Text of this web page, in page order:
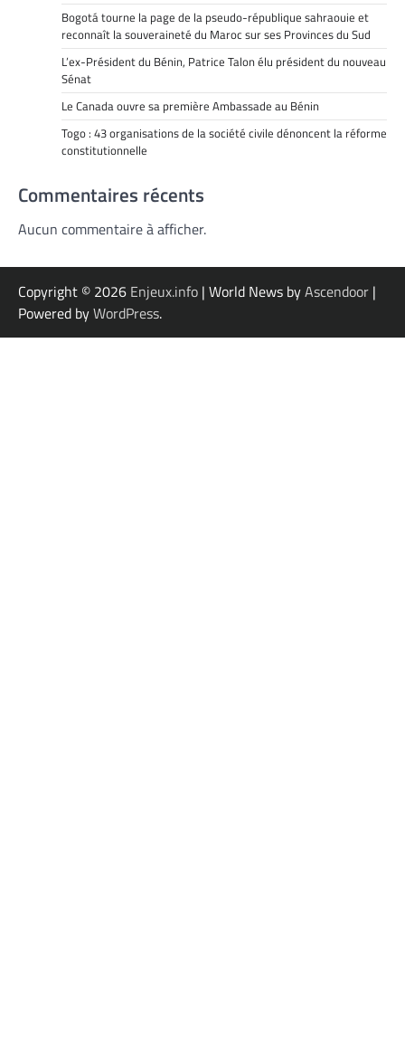
Bogotá tourne la page de la pseudo-république sahraouie et
reconnaît la souveraineté du Maroc sur ses Provinces du Sud
L’ex-Président du Bénin, Patrice Talon élu président du nouveau
Sénat
Le Canada ouvre sa première Ambassade au Bénin
Togo : 43 organisations de la société civile dénoncent la réforme
constitutionnelle
Commentaires récents
Aucun commentaire à afficher.
Copyright © 2026 Enjeux.info | World News byAscendoor |
Powered byWordPress.